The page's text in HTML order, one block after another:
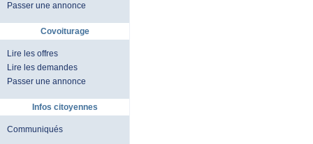
Passer une annonce
Covoiturage
Lire les offres
Lire les demandes
Passer une annonce
Infos citoyennes
Communiqués